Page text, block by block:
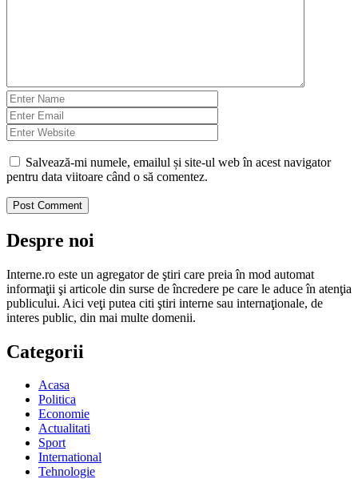
Salvează-mi numele, emailul și site-ul web în acest navigator
pentru data viitoare când o să comentez.
Despre noi
Interne.ro este un agregator de ştiri care preia în mod automat
informaţii şi articole din surse de încredere pe care le aduce în atenţia
publicului. Aici veţi putea citi ştiri interne sau internaţionale, de
interes public, din mai multe domenii.
Categorii
Acasa
Politica
Economie
Actualitati
Sport
International
Tehnologie